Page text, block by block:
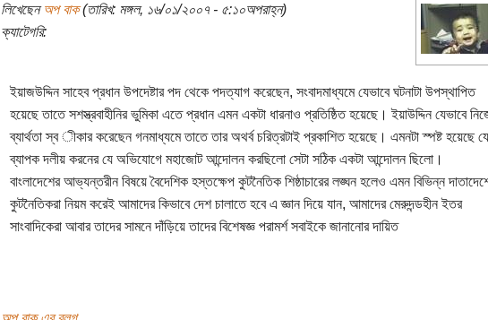
লিখেছেনঅপ বাক(তারিখ: মঙ্গল, ১৬/০১/২০০৭ - ৫:১০অপরাহ্ন)
ক্যাটেগরি:
ইয়াজউদ্দিন সাহেব প্রধান উপদেষ্টার পদ থেকে পদত্যাগ করেছেন, সংবাদমাধ্যমে যেভাবে ঘটনাটা উপস্থাপিত
হয়েছে তাতে সশস্ত্রবাহীনির ভুমিকা এতে প্রধান এমন একটা ধারনাও প্রতিষ্ঠিত হয়েছে। ইয়াউদ্দিন যেভাবে
ব্যার্থতা স্ব ীকার করেছেন গনমাধ্যমে তাতে তার অথর্ব চরিত্রটাই প্রকাশিত হয়েছে। এমনটা স্পষ্ট হয়েছে যে
ব্যাপক দলীয় করনের যে অভিযোগে মহাজোট আন্দোলন করছিলো সেটা সঠিক একটা আন্দোলন ছিলো।
বাংলাদেশের আভ্যন্তরীন বিষয়ে বৈদেশিক হস্তক্ষেপ কুটনৈতিক শিষ্ঠাচারের লঙ্ঘন হলেও এমন বিভিন্ন
কুটনৈতিকরা নিয়ম করেই আমাদের কিভাবে দেশ চালাতে হবে এ জ্ঞান দিয়ে যান, আমাদের মেরুদন্ডহীন ইতর
সাংবাদিকেরা আবার তাদের সামনে দাঁড়িয়ে তাদের বিশেষজ্ঞ পরামর্শ সবাইকে জানানোর দায়িত